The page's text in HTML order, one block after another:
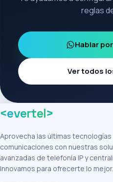
reglas
Hablar
Ver todos
<evertel>
Aprovecha las últimas tecnologías
comunicaciones con nuestras
avanzadas de telefonía IP y
Innovamos para ofrecerte lo mejor.